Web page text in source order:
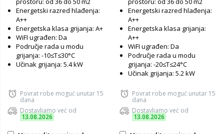
Energetski razred hlađenja:
A++
Energetska klasa grijanja: A+
WiFI ugrađen: Da
Područje rada u modu
grijanja: -10≤T≤30°C
Učinak grijanja: 5.4 kW
Povrat robe moguć unutar 15
dana
Dostavljamo već od
13.08.2026
Energetski razred hlađenja:
A++
Energetska klasa grijanja:
A++
WiFI ugrađen: Da
Područje rada u modu
grijanja: -20≤T≤24°C
Učinak grijanja: 5.2 kW
Povrat robe moguć unutar 15
dana
Dostavljamo već od
13.08.2026